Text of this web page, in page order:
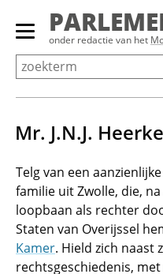
Overslaan
Primair
menu
tonen/verbergen
onder redactie van het
Mr. J.N.J.
Telg van een
familie uit Zwolle, die,
loopbaan als rechter
Staten van Overijssel
Kamer. Hield zich naast
rechtsgeschiedenis,